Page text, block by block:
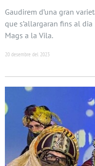
Gaudirem d’una gran
que s’allargaran fins al
Mags a la Vila.
20 desembre del 2023